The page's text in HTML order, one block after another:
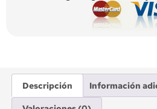
Descripción Información